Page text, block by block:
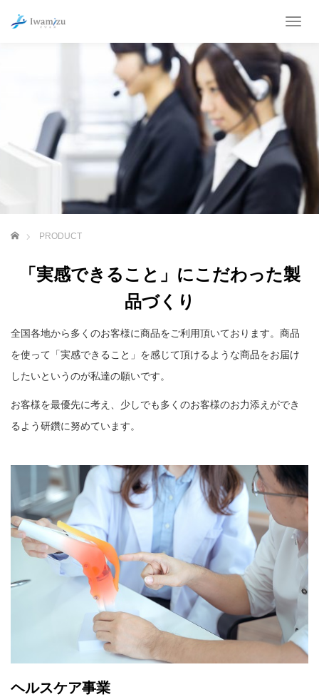
T
g
g
i
g
ホーム PRODUCT
「実感できること」にこだわった製
品づくり
全国各地から多くのお客様に商品をご利用頂いております。商品
を使って「実感できること」を感じて頂けるような商品をお届け
したいというのが私達の願いです。
お客様を最優先に考え、少しでも多くのお客様のお力添えができ
るよう研鑽に努めています。
ヘルスケア事業